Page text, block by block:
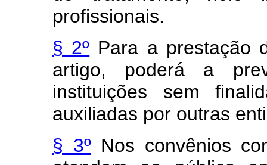
profissionais.
§ 2º Para a prestação
artigo, poderá a
instituições sem
auxiliadas por outras
§ 3ºNos convênios